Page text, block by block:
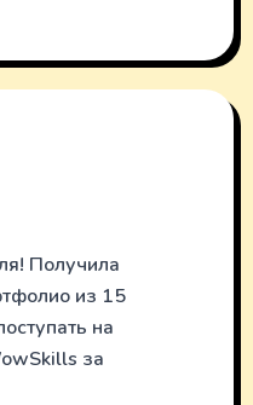
Получила
из 15
на
за